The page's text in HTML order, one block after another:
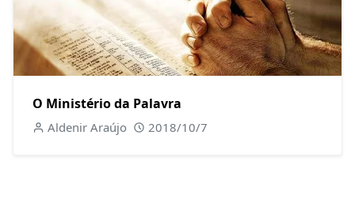
O Ministério da Palavra
Aldenir Araújo 2018/10/7